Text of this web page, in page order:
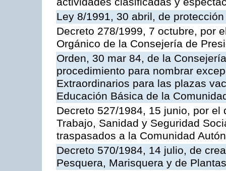
Ley 8/1991, 30 abril, de
Decreto 278/1999, 7 octubre, por
Orgánico de la Consejería de
Orden, 30 mar 84, de la
procedimiento para nombrar
Extraordinarios para las plazas
Educación Básica de la
Decreto 527/1984, 15 junio, por
Trabajo, Sanidad y Seguridad
traspasados a la Comunidad
Decreto 570/1984, 14 julio, de
Pesquera, Marisquera y de